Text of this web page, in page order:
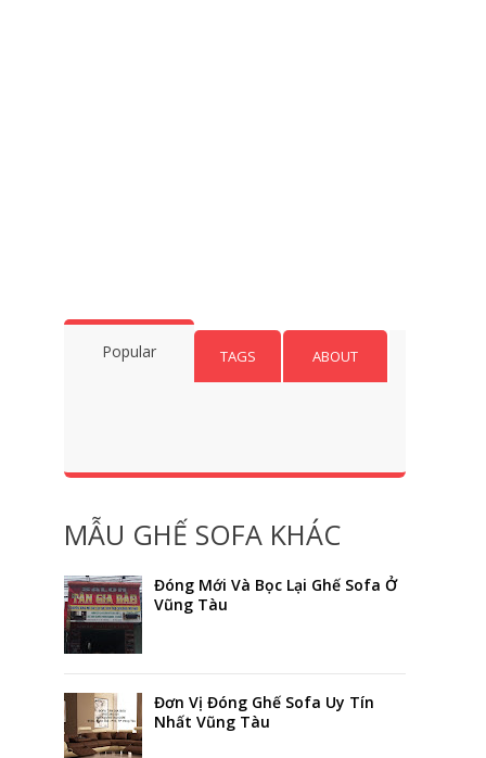
Popular TAGS ABOUT
MẪU GHẾ SOFA KHÁC
Đóng Mới Và Bọc Lại Ghế Sofa Ở
Vũng Tàu
Đơn Vị Đóng Ghế Sofa Uy Tín
Nhất Vũng Tàu